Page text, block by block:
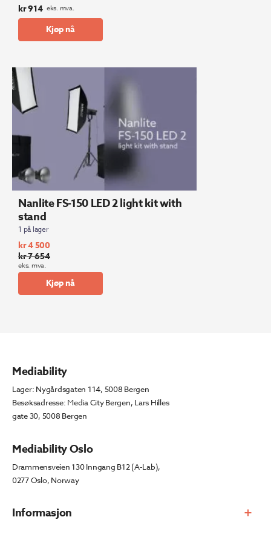
kr914 eks. mva.
Kjøp nå
Nanlite FS-150 LED 2 light kit with
stand
1 på lager
kr7 654
Opprinnelig
pris
kr4 500
Nåværende
pris
eks. mva.
Kjøp nå
Informasjon
Mediability
Lager: Nygårdsgaten 114, 5008 Bergen
Besøksadresse: Media City Bergen, Lars Hilles
gate 30, 5008 Bergen
Mediability Oslo
Drammensveien 130 Inngang B12 (A-Lab),
0277 Oslo, Norway